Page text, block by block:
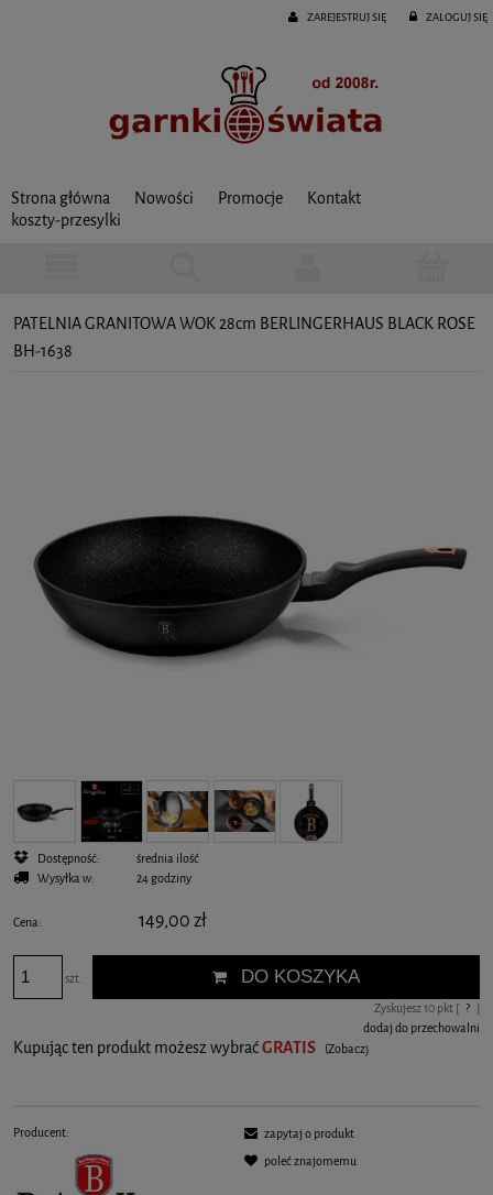
ZAREJESTRUJ SIĘ ZALOGUJ SIĘ
Strona główna Nowości Promocje
Kontakt
koszty-przesylki
PATELNIA GRANITOWA WOK 28cm BERLINGERHAUS BLACK ROSE
BH-1638
Dostępność:
średnia ilość
Wysyłka w:
24 godziny
Cena: 149,00 zł
szt. DO KOSZYKA
Zyskujesz10 pkt [ ? ]
dodaj do przechowalni
Kupując ten produkt możesz wybraćGRATIS (Zobacz)
Producent:
zapytaj o produkt
poleć znajomemu